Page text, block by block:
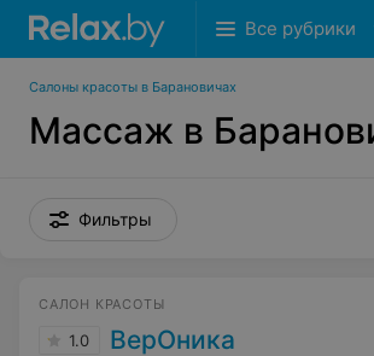
Все рубрики
Салоны красоты в Барановичах
Массаж в
Фильтры
САЛОН КРАСОТЫ
1.0 ВерОника